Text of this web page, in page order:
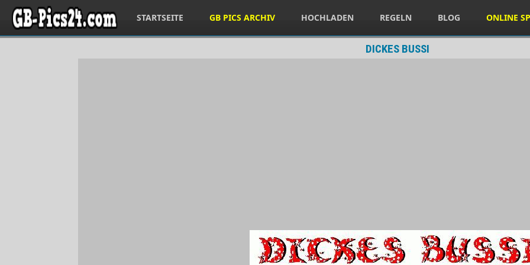
STARTSEITE GB PICS ARCHIV HOCHLADEN REGELN BLOG ONLINE
DICKES BUSSI